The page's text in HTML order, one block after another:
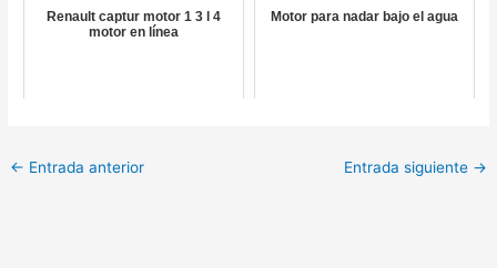
Renault captur motor 1 3 l 4
motor en línea
Motor para nadar bajo el agua
← Entrada anterior Entrada siguiente →